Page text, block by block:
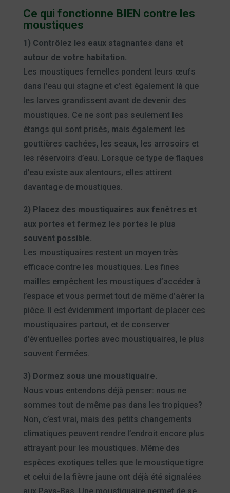
Ce qui fonctionne BIEN contre les
moustiques
1) Contrôlez les eaux stagnantes dans et
autour de votre habitation.
Les moustiques femelles pondent leurs œufs
dans l’eau qui stagne et c’est également là que
les larves grandissent avant de devenir des
moustiques. Ce ne sont pas seulement les
étangs qui sont prisés, mais également les
gouttières cachées, les seaux, les arrosoirs et
les réservoirs d’eau. Lorsque ce type de flaques
d’eau existe aux alentours, elles attirent
davantage de moustiques.
2) Placez des moustiquaires aux fenêtres et
aux portes et fermez les portes le plus
souvent possible.
Les moustiquaires restent un moyen très
efficace contre les moustiques. Les fines
mailles empêchent les moustiques d’accéder à
l’espace et vous permet tout de même d’aérer la
pièce. Il est évidemment important de placer ces
moustiquaires partout, et de conserver
d’éventuelles portes avec moustiquaires, le plus
souvent fermées.
3) Dormez sous une moustiquaire.
Nous vous entendons déjà penser: nous ne
sommes tout de même pas dans les tropiques?
Non, c’est vrai, mais des petits changements
climatiques peuvent rendre l’endroit encore plus
attrayant pour les moustiques. Même des
espèces exotiques telles que le moustique tigre
et celui de la fièvre jaune ont déjà été signalées